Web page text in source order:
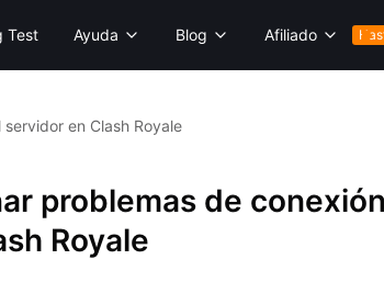
Test Ayuda Blog Afiliado
en Clash Royale
problemas de
Royale